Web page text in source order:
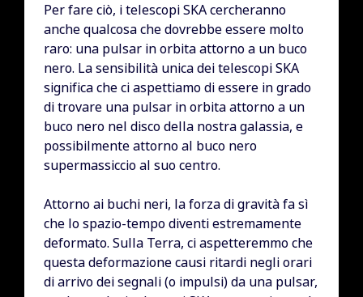
Per fare ciò, i telescopi SKA cercheranno
anche qualcosa che dovrebbe essere molto
raro: una pulsar in orbita attorno a un buco
nero. La sensibilità unica dei telescopi SKA
significa che ci aspettiamo di essere in grado
di trovare una pulsar in orbita attorno a un
buco nero nel disco della nostra galassia, e
possibilmente attorno al buco nero
supermassiccio al suo centro.
Attorno ai buchi neri, la forza di gravità fa sì
che lo spazio-tempo diventi estremamente
deformato. Sulla Terra, ci aspetteremmo che
questa deformazione causi ritardi negli orari
di arrivo dei segnali (o impulsi) da una pulsar,